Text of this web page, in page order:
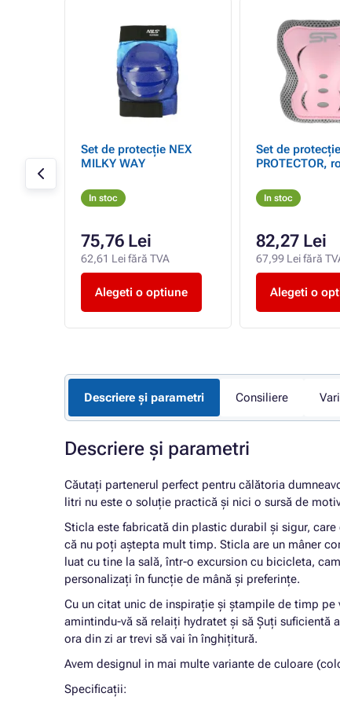
Set de protecție NEX
MILKY WAY
In stoc
75,76 Lei
62,61 Lei fără TVA
Alegeti o optiune
Set de
PROTECTOR,
In stoc
82,27 Lei
67,99 Lei fără
Alegeti o
Descriere și parametri Consiliere
Descriere și parametri
Căutați partenerul perfect pentru călătoria
litri nu este o soluție practică și nici o sursă de
Sticla este fabricată din plastic durabil și sigur,
că nu poți aștepta mult timp. Sticla are un mâner
luat cu tine la sală, într-o excursion cu bicicleta,
personalizați în funcție de mână și preferințe.
Cu un citat unic de inspirație și ștampile de timp
amintindu-vă să relaiți hydratet și să Șuți suficientă
ora din zi ar trevi să vai în înghițitură.
Avem designul in mai multe variante de culoare
Specificații: